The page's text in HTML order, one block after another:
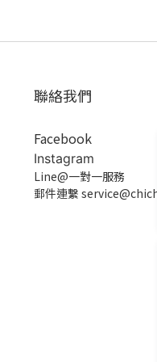
聯絡我們
Facebook
Instagram
Line@一對一服務
郵件連繫